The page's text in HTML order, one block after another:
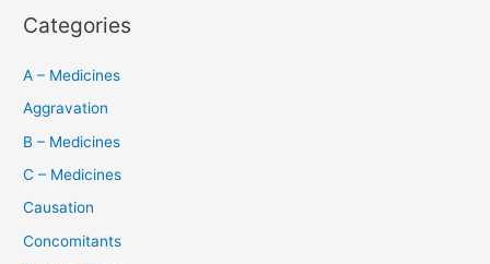
Categories
A – Medicines
Aggravation
B – Medicines
C – Medicines
Causation
Concomitants